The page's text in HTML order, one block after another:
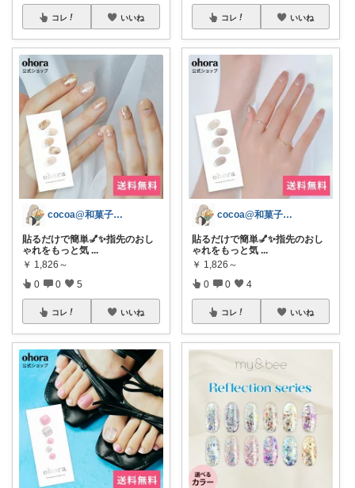
コレ いいね
cocoa@和菓子大好き
貼るだけで簡単💅✨指先のおし
ゃれをもっと気 ...
￥ 1,826～
0 0 5
コレ いいね
コレ いいね
cocoa@和菓子大好き
貼るだけで簡単💅✨指先のおし
ゃれをもっと気 ...
￥ 1,826～
0 0 4
コレ いいね